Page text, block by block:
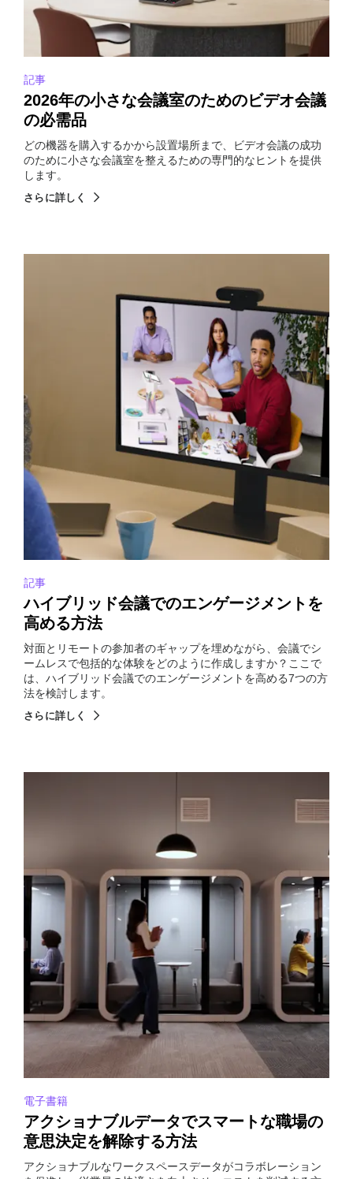
記事
2026年の小さな会議室のためのビデオ会議
の必需品
どの機器を購入するかから設置場所まで、ビデオ会議の成功
のために小さな会議室を整えるための専門的なヒントを提供
します。
さらに詳しく
記事
ハイブリッド会議でのエンゲージメントを
高める方法
対面とリモートの参加者のギャップを埋めながら、会議でシ
ームレスで包括的な体験をどのように作成しますか？ここで
は、ハイブリッド会議でのエンゲージメントを高める7つの方
法を検討します。
さらに詳しく
電子書籍
アクショナブルデータでスマートな職場の
意思決定を解除する方法
アクショナブルなワークスペースデータがコラボレーション